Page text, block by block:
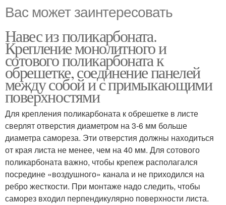
Вас может заинтересовать
Навес из поликарбоната.
Крепление монолитного и
сотового поликарбоната к
обрешетке, соединение панелей
между собой и с примыкающими
поверхностями
Для крепления поликарбоната к обрешетке в листе
сверлят отверстия диаметром на 3-6 мм больше
диаметра самореза. Эти отверстия должны находиться
от края листа не менее, чем на 40 мм. Для сотового
поликарбоната важно, чтобы крепеж располагался
посредине «воздушного» канала и не приходился на
ребро жесткости. При монтаже надо следить, чтобы
саморез входил перпендикулярно поверхности листа.